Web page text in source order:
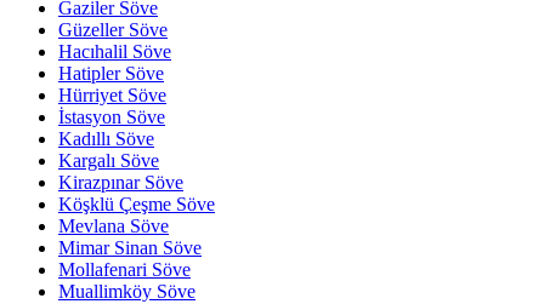
Gaziler Söve
Güzeller Söve
Hacıhalil Söve
Hatipler Söve
Hürriyet Söve
İstasyon Söve
Kadıllı Söve
Kargalı Söve
Kirazpınar Söve
Köşklü Çeşme Söve
Mevlana Söve
Mimar Sinan Söve
Mollafenari Söve
Muallimköy Söve